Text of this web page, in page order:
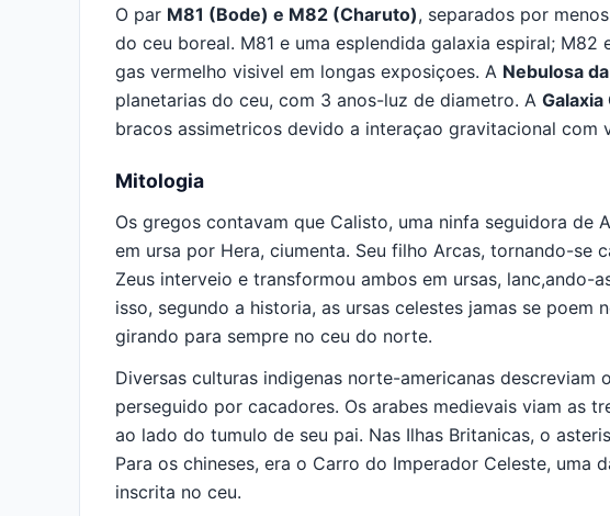
O par M81 (Bode) e M82 (Charuto), separados por
do ceu boreal. M81 e uma esplendida galaxia espiral;
gas vermelho visivel em longas exposiçoes. A Nebulosa
planetarias do ceu, com 3 anos-luz de diametro. A Galaxia
bracos assimetricos devido a interaçao gravitacional com
Mitologia
Os gregos contavam que Calisto, uma ninfa seguidora de
em ursa por Hera, ciumenta. Seu filho Arcas, tornando-se
Zeus interveio e transformou ambos em ursas, lanc,ando-
isso, segundo a historia, as ursas celestes jamas se
girando para sempre no ceu do norte.
Diversas culturas indigenas norte-americanas descreviam
perseguido por cacadores. Os arabes medievais viam as
ao lado do tumulo de seu pai. Nas Ilhas Britanicas, o
Para os chineses, era o Carro do Imperador Celeste, uma
inscrita no ceu.